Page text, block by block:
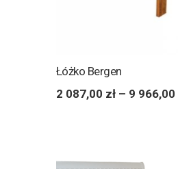
Łóżko Bergen
2 087,00 zł – 9 966,00